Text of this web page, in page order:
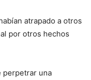
atrapado a otros
por otros hechos
perpetrar una